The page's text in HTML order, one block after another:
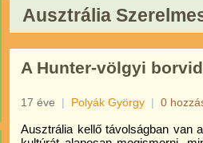
Ausztrália
A Hunter-völgyi
17 éve | Polyák György | 0
Ausztrália kellő távolságban van